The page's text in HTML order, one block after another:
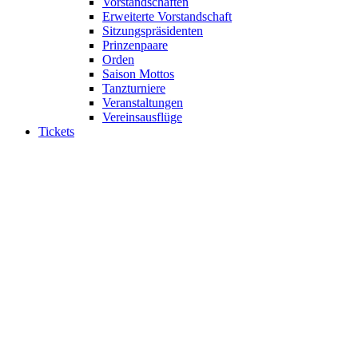
Erweiterte Vorstandschaft
Sitzungspräsidenten
Prinzenpaare
Orden
Saison Mottos
Tanzturniere
Veranstaltungen
Vereinsausflüge
Tickets